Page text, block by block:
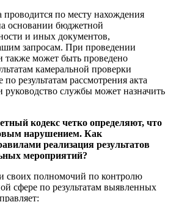
проводится по месту нахождения
основании бюджетной
и иных документов,
запросам. При проведении
также может быть проведено
камеральной проверки
результатам рассмотрения акта
руководство службы может назначить
кодекс четко определяют, что
нарушением. Как
реализация результатов
мероприятий?
полномочий по контролю
сфере по результатам выявленных